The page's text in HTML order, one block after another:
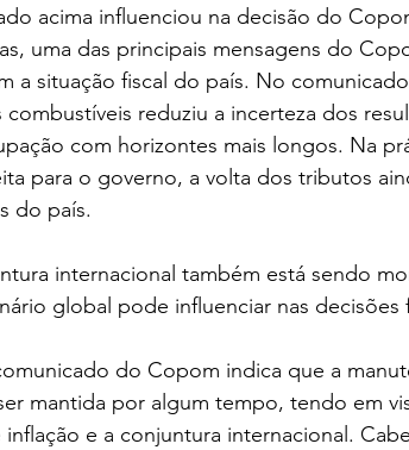
acima influenciou na decisão do
uma das principais mensagens do
a situação fiscal do país. No
reduziu a incerteza dos
com horizontes mais longos. Na
para o governo, a volta dos tributos
do país.
internacional também está sendo
global pode influenciar nas decisões
do Copom indica que a
mantida por algum tempo, tendo em
inflação e a conjuntura internacional.